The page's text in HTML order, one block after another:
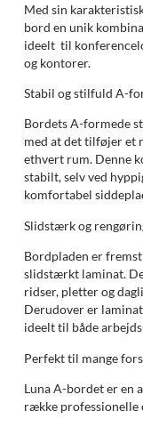
Med sin
bord en unik
ideelt til
og kontorer.
Stabil og stilfuld A-
Bordets A-formede
med at det tilføjer et
ethvert rum. Denne
stabilt, selv ved
komfortabel
Slidstærk og
Bordpladen er
slidstærkt laminat.
ridser, pletter og
Derudover er
ideelt til både
Perfekt til mange
Luna A-bordet er en
række professionelle